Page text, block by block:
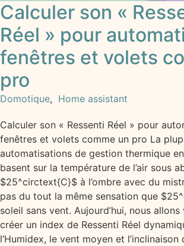
Calculer son «
Réel » pour
fenêtres et volets
pro
Domotique, Home assistant
Calculer son « Ressenti Réel » pour
fenêtres et volets comme un pro La
automatisations de gestion thermique
basent sur la température de l’air sous
$25^circtext{C}$ à l’ombre avec du
pas du tout la même sensation que
soleil sans vent. Aujourd’hui, nous
créer un index de Ressenti Réel
l’Humidex, le vent moyen et l’inclinaison